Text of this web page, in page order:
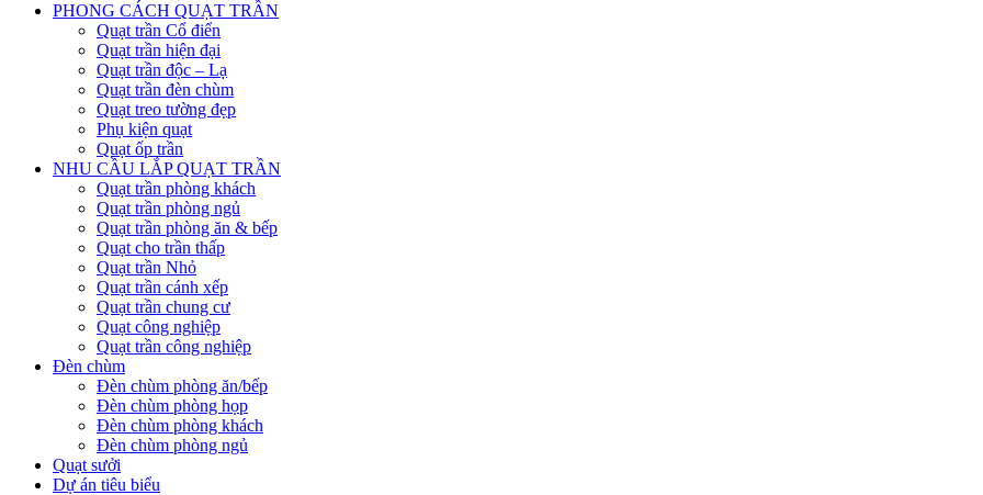
PHONG CÁCH QUẠT TRẦN
Quạt trần Cổ điển
Quạt trần hiện đại
Quạt trần độc – Lạ
Quạt trần đèn chùm
Quạt treo tường đẹp
Phụ kiện quạt
Quạt ốp trần
NHU CẦU LẮP QUẠT TRẦN
Quạt trần phòng khách
Quạt trần phòng ngủ
Quạt trần phòng ăn & bếp
Quạt cho trần thấp
Quạt trần Nhỏ
Quạt trần cánh xếp
Quạt trần chung cư
Quạt công nghiệp
Quạt trần công nghiệp
Đèn chùm
Đèn chùm phòng ăn/bếp
Đèn chùm phòng họp
Đèn chùm phòng khách
Đèn chùm phòng ngủ
Quạt sưởi
Dự án tiêu biểu